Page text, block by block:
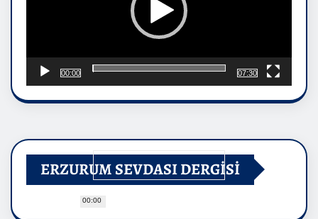
00:00
00:00
07:30
ERZURUM SEVDASI DERGİSİ